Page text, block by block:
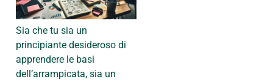
Sia che tu sia un
principiante desideroso di
apprendere le basi
dell’arrampicata, sia un